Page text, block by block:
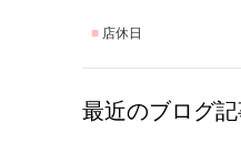
店休日
最近のブログ